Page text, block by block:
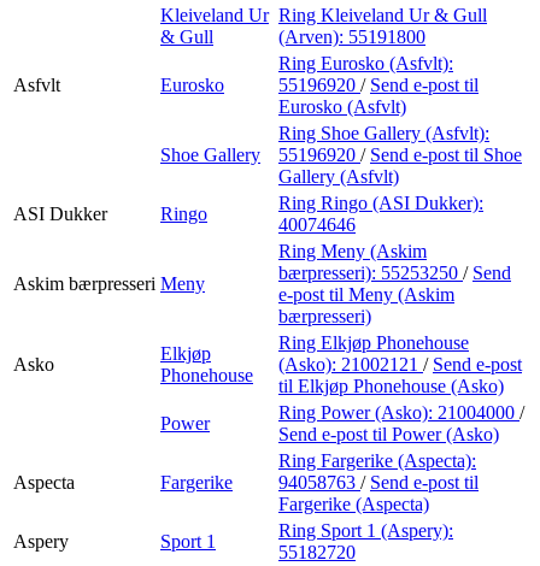
Kleiveland Ur
& Gull
Ring Kleiveland Ur & Gull
(Arven): 55191800
Asfvlt Eurosko
Ring Eurosko (Asfvlt):
55196920 / Send e-post til
Eurosko (Asfvlt)
Shoe Gallery
Ring Shoe Gallery (Asfvlt):
55196920 / Send e-post til Shoe
Gallery (Asfvlt)
ASI Dukker
Ringo
Ring Ringo (ASI Dukker):
40074646
Askim bærpresseri Meny
Ring Meny (Askim
bærpresseri): 55253250 / Send
e-post til Meny (Askim
bærpresseri)
Asko
Elkjøp
Phonehouse
Ring Elkjøp Phonehouse
(Asko): 21002121 / Send e-post
til Elkjøp Phonehouse (Asko)
Power
Ring Power (Asko): 21004000 /
Send e-post til Power (Asko)
Aspecta Fargerike
Ring Fargerike (Aspecta):
94058763 / Send e-post til
Fargerike (Aspecta)
Aspery
Sport 1
Ring Sport 1 (Aspery):
55182720